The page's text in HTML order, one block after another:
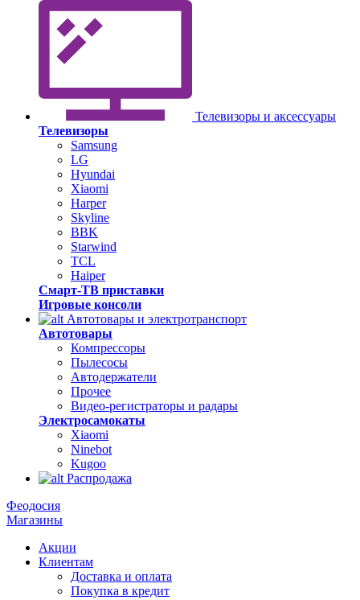
Телевизоры и аксессуары
Телевизоры
Samsung
LG
Hyundai
Xiaomi
Harper
Skyline
BBK
Starwind
TCL
Haiper
Смарт-ТВ приставки
Игровые консоли
Автотовары и электротранспорт
Автотовары
Компрессоры
Пылесосы
Автодержатели
Прочее
Видео-регистраторы и радары
Электросамокаты
Xiaomi
Ninebot
Kugoo
Распродажа
Феодосия
Магазины
Акции
Клиентам
Доставка и оплата
Покупка в кредит